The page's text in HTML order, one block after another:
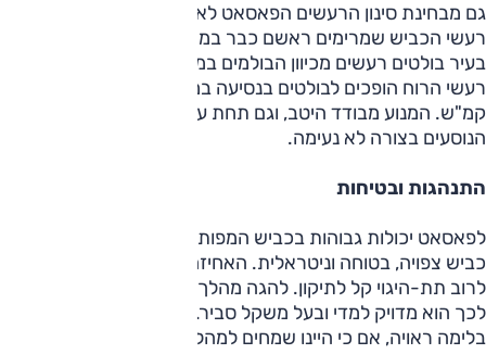
גם מבחינת סינון הרעשים הפאסאט לא מרשימה, בעיקר אלה
רעשי הכביש שמרימים ראשם כבר במהירויות נמוכות יחסית.
בעיר בולטים רעשים מכיוון הבולמים במעבר על שיבושים, בעוד
קמ"ש. המנוע מבודד היטב, וגם תחת עומס צלילו אינו חודר לתא
הנוסעים בצורה לא נעימה.
התנהגות ובטיחות
לפאסאט יכולות גבוהות בכביש המפותל, והיא מציעה התנהגות
כביש צפויה, בטוחה וניטראלית. האחיזה גבוהה, ובמגבלות יופיע
לרוב תת-היגוי קל לתיקון. להגה מהלך ראשוני מעורפל, אך
לכך הוא מדויק למדי ובעל משקל סביר. הבלמים מציעים עוצמת
בלימה ראויה, אם כי היינו שמחים למהלך דוושה יותר לינארי